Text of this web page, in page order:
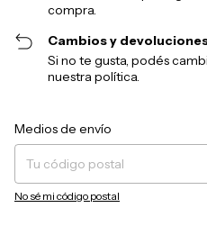
compra.
Cambios y
Si no te gusta, podés
nuestra política.
Entregas para el CP:
Medios de envío
No sé mi código postal